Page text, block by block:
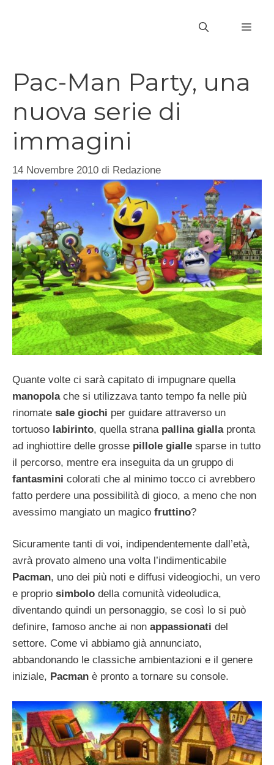
Pac-Man Party, una
nuova serie di
immagini
14 Novembre 2010 di Redazione
Quante volte ci sarà capitato di impugnare quella
manopola che si utilizzava tanto tempo fa nelle più
rinomate sale giochi per guidare attraverso un
tortuoso labirinto, quella strana pallina giallapronta
ad inghiottire delle grosse pillole gialle sparse in tutto
il percorso, mentre era inseguita da un gruppo di
fantasmini colorati che al minimo tocco ci avrebbero
fatto perdere una possibilità di gioco, a meno che non
avessimo mangiato un magico fruttino?
Sicuramente tanti di voi, indipendentemente dall’età,
avrà provato almeno una volta l’indimenticabile
Pacman, uno dei più noti e diffusi videogiochi, un vero
e proprio simbolo della comunità videoludica,
diventando quindi un personaggio, se così lo si può
definire, famoso anche ai non appassionati del
settore. Come vi abbiamo già annunciato,
abbandonando le classiche ambientazioni e il genere
iniziale, Pacman è pronto a tornare su console.